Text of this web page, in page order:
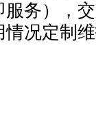
务），
况定制